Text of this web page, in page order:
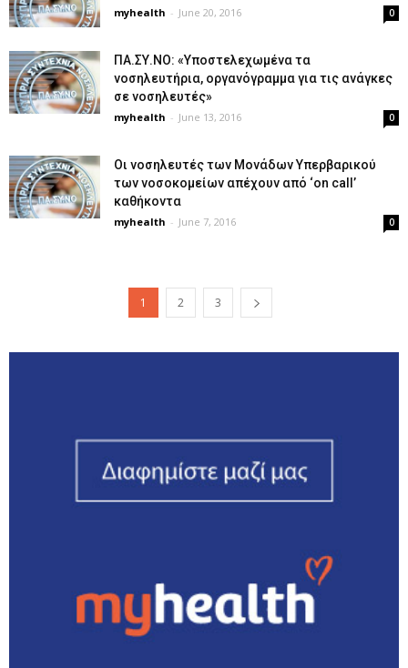
myhealth - June 20, 2016 0
ΠΑ.ΣΥ.ΝΟ: «Υποστελεχωμένα τα
νοσηλευτήρια, oργανόγραμμα για τις ανάγκες
σε νοσηλευτές»
myhealth - June 13, 2016 0
Οι νοσηλευτές των Μονάδων Υπερβαρικού
των νοσοκομείων απέχουν από ‘on call’
καθήκοντα
myhealth - June 7, 2016 0
1 2 3